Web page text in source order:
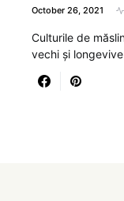
October 26, 2021
Culturile de
vechi și